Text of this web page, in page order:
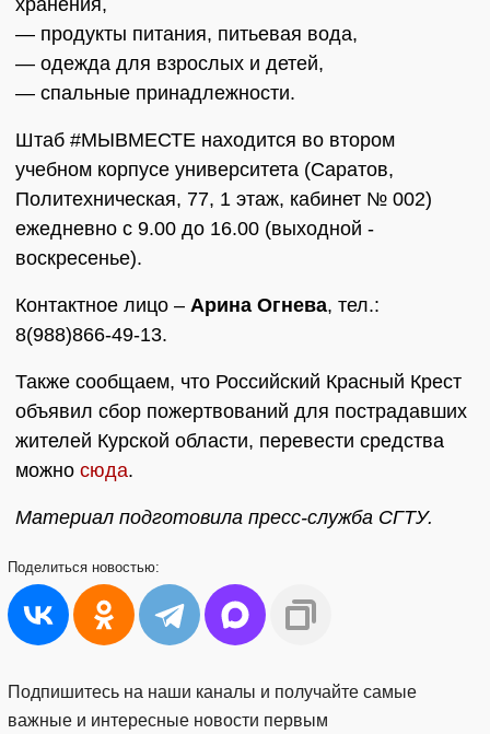
хранения,
— продукты питания, питьевая вода,
— одежда для взрослых и детей,
— спальные принадлежности.
Штаб #МЫВМЕСТЕ находится во втором
учебном корпусе университета (Саратов,
Политехническая, 77, 1 этаж, кабинет № 002)
ежедневно с 9.00 до 16.00 (выходной -
воскресенье).
Контактное лицо – Арина Огнева, тел.:
8(988)866-49-13.
Также сообщаем, что Российский Красный Крест
объявил сбор пожертвований для пострадавших
жителей Курской области, перевести средства
можно сюда.
Материал подготовила пресс-служба СГТУ.
Поделиться новостью:
Подпишитесь на наши каналы и получайте самые
важные и интересные новости первым